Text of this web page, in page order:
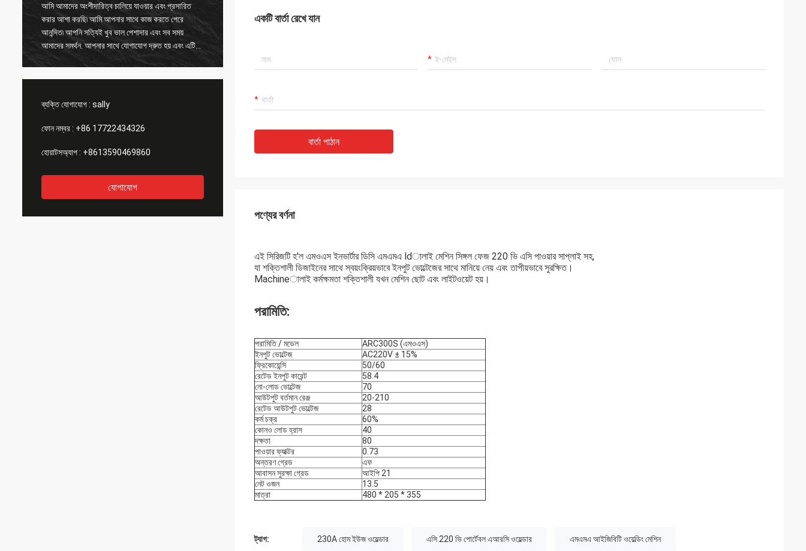
আমি আমাদের অংশীদারিত্ব চালিয়ে যাওয়ার এবং প্রসারিত
করার আশা করছি৷ আমি আপনার সাথে কাজ করতে পেরে
আনন্দিত৷ আপনি সত্যিই খুব ভাল পেশাদার এবং সব সময়
আমাদের সমর্থন. আপনার সাথে যোগাযোগ দ্রুত হয় এবং এটি
সবচেয়ে গুরুত্বপূর্ণ বিষয়।
অন্যান্য গ্রাহকদের জন্য আমাদের সমস্যা সমাধানের উন্নতি
পণ্যটি সাবস্ক্রাইব করা চালিয়ে যাব।
ব্যক্তি যোগাযোগ : sally
ফোন নম্বর : +86 17722434326
হোয়াটসঅ্যাপ : +8613590469860
যোগাযোগ
একটি বার্তা রেখে যান
বার্তা পাঠান
পণ্যের বর্ণনা
এই সিরিজটি হ'ল এমওএস ইনভার্টার ডিসি এমএমএ ldালাই মেশিন সিঙ্গল ফেজ 220 ভি এসি পাওয়ার সাপ্লাই সহ,
যা শক্তিশালী ডিজাইনের সাথে স্বয়ংক্রিয়ভাবে ইনপুট ভোল্টেজের সাথে মানিয়ে নেয় এবং তাপীয়ভাবে সুরক্ষিত।
Machineালাই কর্মক্ষমতা শক্তিশালী যখন মেশিন ছোট এবং লাইটওয়েট হয়।
পরামিতি:
পরামিতি / মডেল
ARC300S (এমওএস)
ইনপুট ভোল্টেজ
AC220V ± 15%
ফ্রিকোয়েন্সি
50/60
রেটেড ইনপুট কারেন্ট
58.4
নো-লোড ভোল্টেজ
70
আউটপুট বর্তমান রেঞ্জ
20-210
রেটেড আউটপুট ভোল্টেজ
28
কর্ম চক্র
60%
কোনও লোড হ্রাস
40
দক্ষতা
80
পাওয়ার ফ্যাক্টর
0.73
অন্তরণ গ্রেড
এফ
আবাসন সুরক্ষা গ্রেড
আইপি 21
নেট ওজন
13.5
মাত্রা
480 * 205 * 355
ট্যাগ: 230A হোম ইউজ ওয়েল্ডার এসি 220 ভি পোর্টেবল এআরসি ওয়েল্ডার এমএমএ আইজিবিটি ওয়েল্ডিং মেশিন